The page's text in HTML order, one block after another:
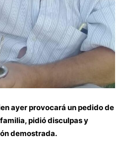
ayer provocará un pedido de
pidió disculpas y
demostrada.